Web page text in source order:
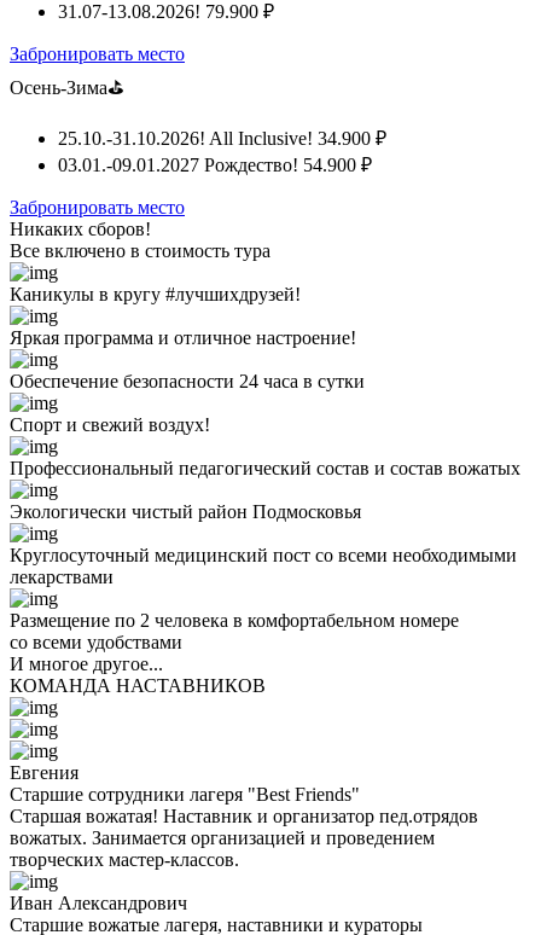
31.07-13.08.2026! 79.900 ₽
Забронировать место
Осень-Зима⛳
25.10.-31.10.2026! All Inclusive! 34.900 ₽
03.01.-09.01.2027 Рождество! 54.900 ₽
Забронировать место
Никаких сборов!
Все включено в стоимость тура
Каникулы в кругу #лучшихдрузей!
Яркая программа и отличное настроение!
Обеспечение безопасности 24 часа в сутки
Спорт и свежий воздух!
Профессиональный педагогический состав и состав вожатых
Экологически чистый район Подмосковья
Круглосуточный медицинский пост со всеми необходимыми
лекарствами
Размещение по 2 человека в комфортабельном номере
со всеми удобствами
И многое другое...
КОМАНДА НАСТАВНИКОВ
Евгения
Старшие сотрудники лагеря "Best Friends"
Старшая вожатая! Наставник и организатор пед.отрядов
вожатых. Занимается организацией и проведением
творческих мастер-классов.
Иван Александрович
Старшие вожатые лагеря, наставники и кураторы